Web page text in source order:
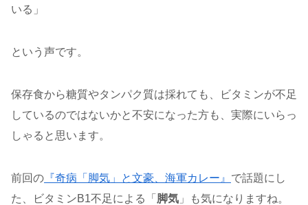
いる」
という声です。
保存食から糖質やタンパク質は採れても、ビタミンが不足
しているのではないかと不安になった方も、実際にいらっ
しゃると思います。
前回の 『奇病「脚気」と文豪、海軍カレー』 で話題にし
た、ビタミンB1不足による「 脚気 」も気になりますね。